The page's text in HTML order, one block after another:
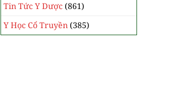
Tin Tức Y Dược (861)
Y Học Cổ Truyền (385)